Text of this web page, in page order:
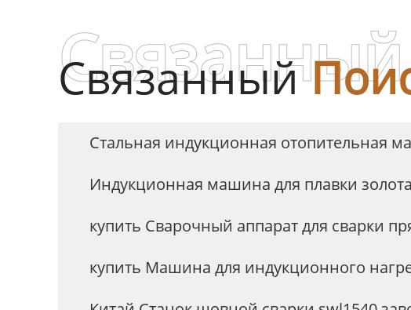
Связанный
Стальная индукционная отопительная
Индукционная машина для плавки
купить Сварочный аппарат для сварки
купить Машина для индукционного